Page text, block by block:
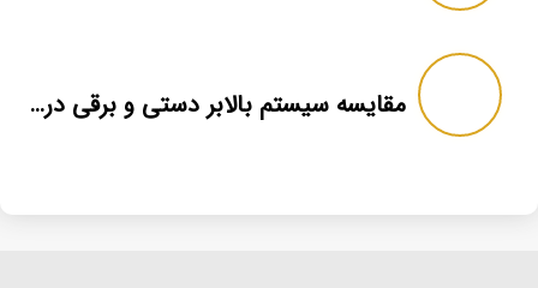
مقایسه سیستم بالابر دستی و برقی در برج پرچم